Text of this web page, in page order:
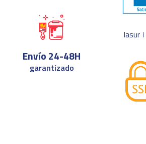
lasur
Envío 24-48H
garantizado